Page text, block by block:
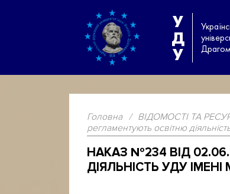
У
Д
У
Головна / ВІДОМОСТІ ТА
регламентують освітню
НАКАЗ №234 ВІД
ДІЯЛЬНІСТЬ УДУ